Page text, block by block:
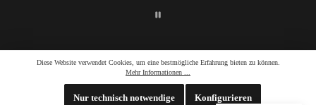
Diese Website verwendet Cookies, um eine bestmögliche Erfahrung bieten zu können.
Mehr Informationen ...
Nur technisch notwendige Konfigurieren